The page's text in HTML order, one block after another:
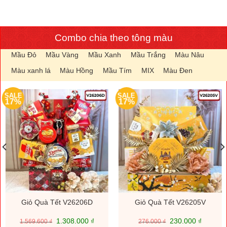
Combo chia theo tông màu
Mầu Đỏ Mầu Vàng Mầu Xanh Mầu Trắng
Màu Nâu
Màu xanh lá
Màu Hồng Mầu Tím MIX Màu Đen
SALE
17%
Giỏ Quà Tết V26206D
1.569.600₫
Giá
1.308.000 ₫Giá
SALE
17%
Giỏ Quà Tết V26205V
276.000₫
Giá
230.000 ₫Giá